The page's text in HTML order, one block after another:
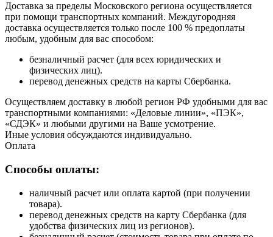
Доставка за пределы Московского региона осуществляется
при помощи транспортных компаний. Междугородняя
доставка осуществляется только после 100 % предоплаты
любым, удобным для вас способом:
безналичный расчет (для всех юридических и
физических лиц).
перевод денежных средств на карты Сбербанка.
Осуществляем доставку в любой регион РФ удобными для вас
транспортными компаниями: «Деловые линии», «ПЭК»,
«СДЭК» и любыми другими на Ваше усмотрение.
Иные условия обсуждаются индивидуально.
Оплата
Способы оплаты:
наличный расчет или оплата картой (при получении
товара).
перевод денежных средств на карту Сбербанка (для
удобства физических лиц из регионов).